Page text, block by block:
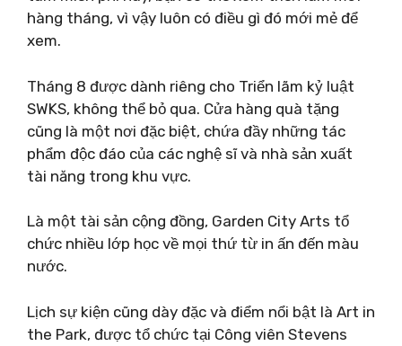
hàng tháng, vì vậy luôn có điều gì đó mới mẻ để
xem.
Tháng 8 được dành riêng cho Triển lãm kỷ luật
SWKS, không thể bỏ qua. Cửa hàng quà tặng
cũng là một nơi đặc biệt, chứa đầy những tác
phẩm độc đáo của các nghệ sĩ và nhà sản xuất
tài năng trong khu vực.
Là một tài sản cộng đồng, Garden City Arts tổ
chức nhiều lớp học về mọi thứ từ in ấn đến màu
nước.
Lịch sự kiện cũng dày đặc và điểm nổi bật là Art in
the Park, được tổ chức tại Công viên Stevens